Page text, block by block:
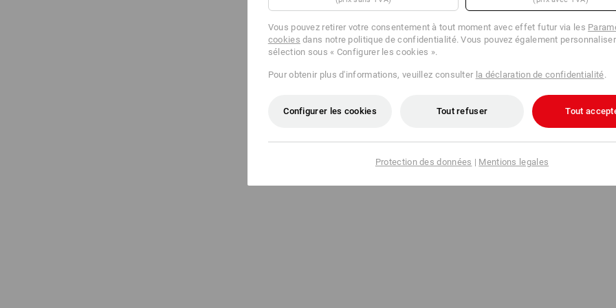
Vous pouvez retirer votre consentement à tout moment avec effet futur via les
cookies dans notre politique de confidentialité. Vous pouvez également
sélection sous « Configurer les cookies ».
Pour obtenir plus d'informations, veuillez consulter la déclaration de confidentialité.
Configurer les cookies Tout refuser Tout
Protection des données | Mentions legales